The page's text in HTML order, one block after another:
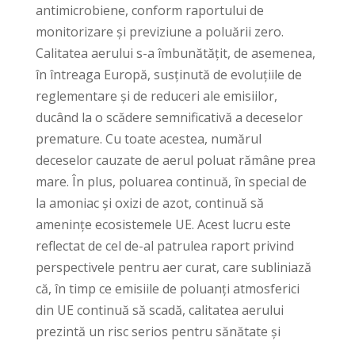
antimicrobiene, conform raportului de
monitorizare și previziune a poluării zero.
Calitatea aerului s-a îmbunătățit, de asemenea,
în întreaga Europă, susținută de evoluțiile de
reglementare și de reduceri ale emisiilor,
ducând la o scădere semnificativă a deceselor
premature. Cu toate acestea, numărul
deceselor cauzate de aerul poluat rămâne prea
mare. În plus, poluarea continuă, în special de
la amoniac și oxizi de azot, continuă să
amenințe ecosistemele UE. Acest lucru este
reflectat de cel de-al patrulea raport privind
perspectivele pentru aer curat, care subliniază
că, în timp ce emisiile de poluanți atmosferici
din UE continuă să scadă, calitatea aerului
prezintă un risc serios pentru sănătate și